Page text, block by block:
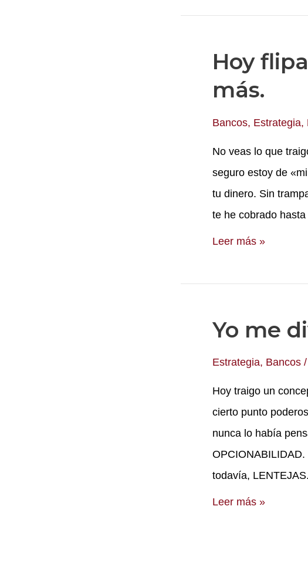
el
está
palmando
18k?
Hoy
más.
Bancos, Estrategia,
No veas lo que
seguro estoy de
tu dinero. Sin
te he cobrado
Hoy
porque
es
Leer más »
Yo me
Estrategia, Bancos /
Hoy traigo un
cierto punto
nunca lo había
todavía,
Yo
Leer más »